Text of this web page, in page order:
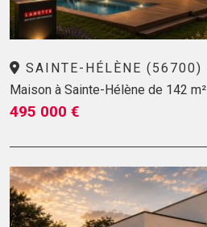
SAINTE-HÉLÈNE (56700)
Maison à Sainte-Hélène de 142 m²
495 000 €